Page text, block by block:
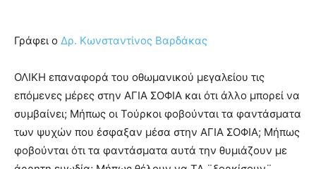
Γράφει ο Δρ. Κωνσταντίνος Βαρδάκας
ΟΛΙΚΗ επαναφορά του οθωμανικού μεγαλείου τις
επόμενες μέρες στην ΑΓΙΑ ΣΟΦΙΑ και ότι άλλο μπορεί να
συμβαίνει; Μήπως οι Τούρκοι φοβούνται τα φαντάσματα
των ψυχών που έσφαξαν μέσα στην ΑΓΙΑ ΣΟΦΙΑ; Μήπως
φοβούνται ότι τα φαντάσματα αυτά την θυμιάζουν με